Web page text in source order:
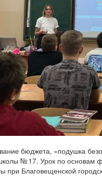
бюджета, «подушка
№ 17. Урок по основам
при Благовещенской